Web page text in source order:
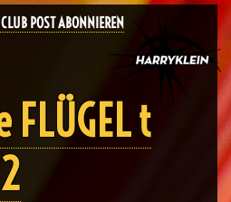
POST ABONNIEREN
FLÜGEL t